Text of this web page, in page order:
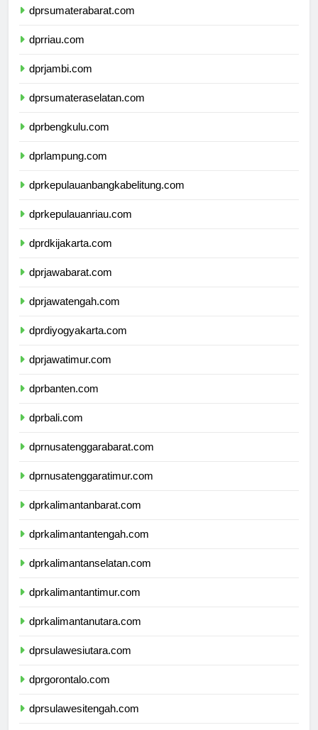
dprsumaterabarat.com
dprriau.com
dprjambi.com
dprsumateraselatan.com
dprbengkulu.com
dprlampung.com
dprkepulauanbangkabelitung.com
dprkepulauanriau.com
dprdkijakarta.com
dprjawabarat.com
dprjawatengah.com
dprdiyogyakarta.com
dprjawatimur.com
dprbanten.com
dprbali.com
dprnusatenggarabarat.com
dprnusatenggaratimur.com
dprkalimantanbarat.com
dprkalimantantengah.com
dprkalimantanselatan.com
dprkalimantantimur.com
dprkalimantanutara.com
dprsulawesiutara.com
dprgorontalo.com
dprsulawesitengah.com